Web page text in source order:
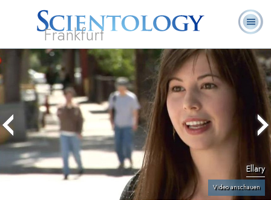
Frankfurt
L. Ron
Hubbard
Scientology?
Ehrenamtliche
Geistliche
Häufig gestellte
Fragen
Bücher
Ellary
Video anschauen